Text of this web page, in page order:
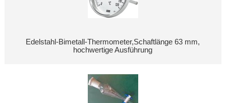
Edelstahl-Bimetall-Thermometer,Schaftlänge 63 mm,
hochwertige Ausführung